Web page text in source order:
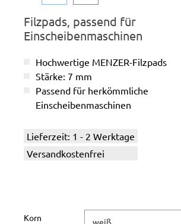
Filzpads, passend für
Einscheibenmaschinen
Hochwertige MENZER-Filzpads
Stärke: 7 mm
Passend für herkömmliche
Einscheibenmaschinen
Lieferzeit: 1 - 2 Werktage
Versandkostenfrei
Korn